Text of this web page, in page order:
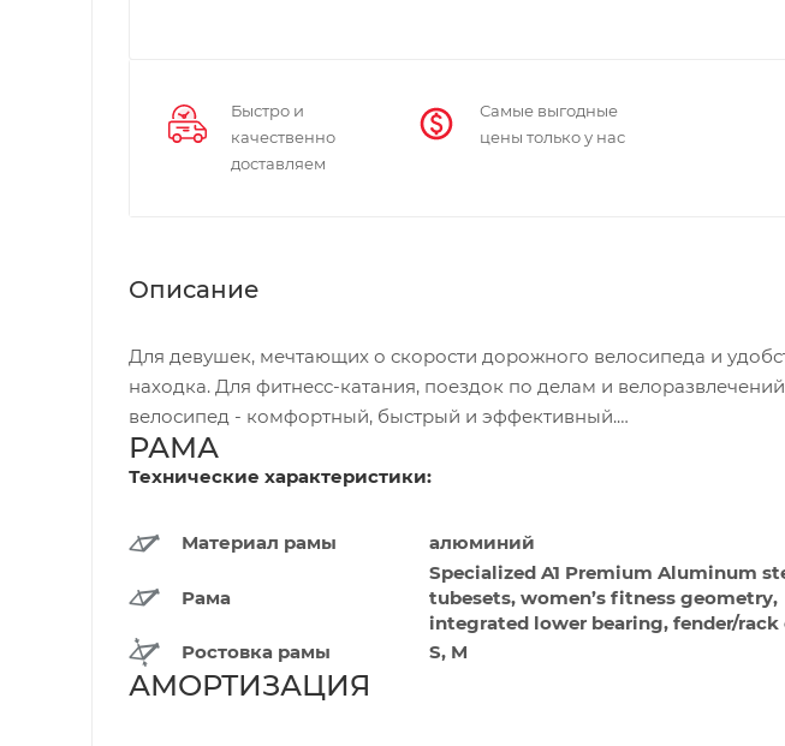
Быстро и
качественно
доставляем
Самые выгодные
цены только у нас
Описание
Для девушек, мечтающих о скорости дорожного велосипеда и
находка. Для фитнесс-катания, поездок по делам и
велосипед - комфортный, быстрый и эффективный.
Технические характеристики:
РАМА
Материал рамы алюминий
Рама
Specialized A1 Premium Aluminum
tubesets, women’s fitness geometry,
integrated lower bearing, fender/rack
Ростовка рамы
S, M
АМОРТИЗАЦИЯ